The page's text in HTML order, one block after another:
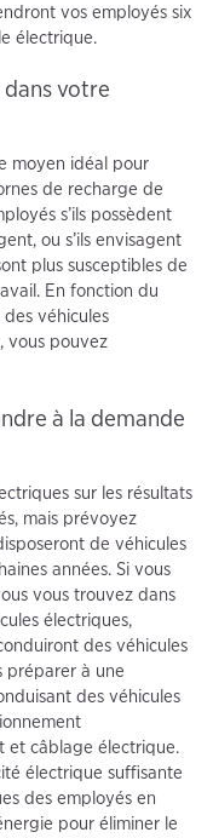
vos employés six
électrique.
dans votre
moyen idéal pour
de recharge de
s’ils possèdent
ou s’ils envisagent
plus susceptibles de
En fonction du
véhicules
vous pouvez
à la demande
sur les résultats
mais prévoyez
de véhicules
années. Si vous
vous trouvez dans
électriques,
des véhicules
préparer à une
des véhicules
et câblage électrique.
électrique suffisante
des employés en
pour éliminer le